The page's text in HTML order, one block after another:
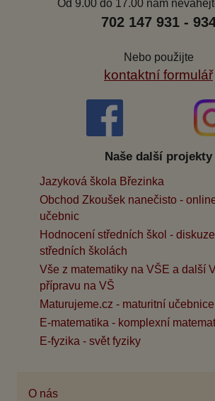
Od 9.00 do 17.00 nám
702 147 931 -
Nebo použijte
kontaktní formulář
Naše další projekty
Jazyková škola Březinka
Obchod Zkoušek nanečisto -
učebnic
Hodnocení středních škol -
středních školách
Vše z matematiky na VŠE a další
přípravu na VŠ
Maturujeme.cz - maturitní
E-matematika - komplexní
E-fyzika - svět fyziky
O nás